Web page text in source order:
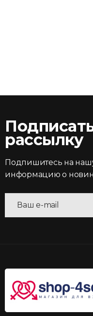
рассылку
Подпишитесь на
информацию о